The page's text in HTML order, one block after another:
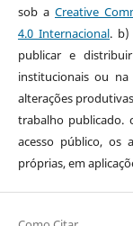
sob a Creative
4.0 Internacional. b)
publicar e
institucionais ou
alterações
trabalho publicado.
acesso público, os
próprias, em